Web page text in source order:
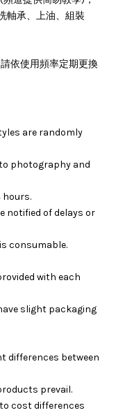
軸承、上油、組裝
依使用頻率定期更換
are randomly
photography and
hours.
notified of delays or
consumable.
with each
slight packaging
differences between
prevail.
cost differences